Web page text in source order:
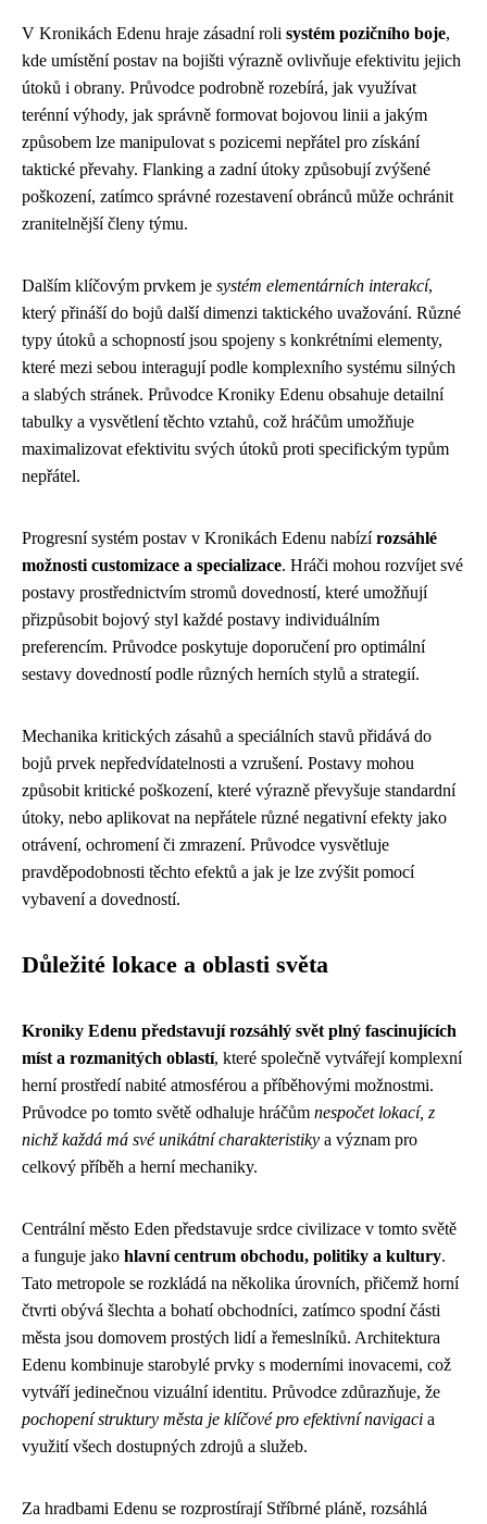
V Kronikách Edenu hraje zásadní roli systém pozičního boje,
kde umístění postav na bojišti výrazně ovlivňuje efektivitu jejich
útoků i obrany. Průvodce podrobně rozebírá, jak využívat
terénní výhody, jak správně formovat bojovou linii a jakým
způsobem lze manipulovat s pozicemi nepřátel pro získání
taktické převahy. Flanking a zadní útoky způsobují zvýšené
poškození, zatímco správné rozestavení obránců může ochránit
zranitelnější členy týmu.
Dalším klíčovým prvkem je systém elementárních interakcí,
který přináší do bojů další dimenzi taktického uvažování. Různé
typy útoků a schopností jsou spojeny s konkrétními elementy,
které mezi sebou interagují podle komplexního systému silných
a slabých stránek. Průvodce Kroniky Edenu obsahuje detailní
tabulky a vysvětlení těchto vztahů, což hráčům umožňuje
maximalizovat efektivitu svých útoků proti specifickým typům
nepřátel.
Progresní systém postav v Kronikách Edenu nabízírozsáhlé
možnosti customizace a specializace. Hráči mohou rozvíjet své
postavy prostřednictvím stromů dovedností, které umožňují
přizpůsobit bojový styl každé postavy individuálním
preferencím. Průvodce poskytuje doporučení pro optimální
sestavy dovedností podle různých herních stylů a strategií.
Mechanika kritických zásahů a speciálních stavů přidává do
bojů prvek nepředvídatelnosti a vzrušení. Postavy mohou
způsobit kritické poškození, které výrazně převyšuje standardní
útoky, nebo aplikovat na nepřátele různé negativní efekty jako
otrávení, ochromení či zmrazení. Průvodce vysvětluje
pravděpodobnosti těchto efektů a jak je lze zvýšit pomocí
vybavení a dovedností.
Důležité lokace a oblasti světa
Kroniky Edenu představují rozsáhlý svět plný fascinujících
míst a rozmanitých oblastí, které společně vytvářejí komplexní
herní prostředí nabité atmosférou a příběhovými možnostmi.
Průvodce po tomto světě odhaluje hráčům nespočet lokací, z
nichž každá má své unikátní charakteristiky a význam pro
celkový příběh a herní mechaniky.
Centrální město Eden představuje srdce civilizace v tomto světě
a funguje jako hlavní centrum obchodu, politiky a kultury.
Tato metropole se rozkládá na několika úrovních, přičemž horní
čtvrti obývá šlechta a bohatí obchodníci, zatímco spodní části
města jsou domovem prostých lidí a řemeslníků. Architektura
Edenu kombinuje starobylé prvky s moderními inovacemi, což
vytváří jedinečnou vizuální identitu. Průvodce zdůrazňuje, že
pochopení struktury města je klíčové pro efektivní navigaci a
využití všech dostupných zdrojů a služeb.
Za hradbami Edenu se rozprostírají Stříbrné pláně, rozsáhlá